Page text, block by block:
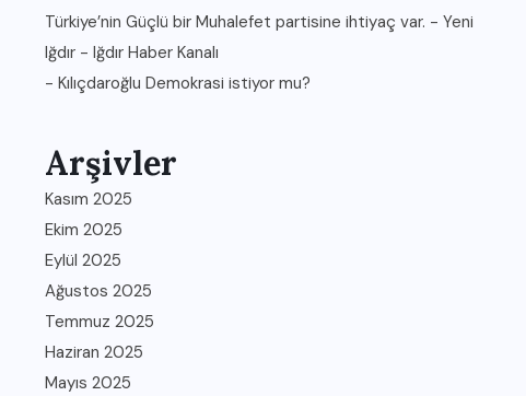
Türkiye’nin Güçlü bir Muhalefet partisine ihtiyaç var. - Yeni
Iğdır - Iğdır Haber Kanalı
- Kılıçdaroğlu Demokrasi istiyor mu?
Arşivler
Kasım 2025
Ekim 2025
Eylül 2025
Ağustos 2025
Temmuz 2025
Haziran 2025
Mayıs 2025